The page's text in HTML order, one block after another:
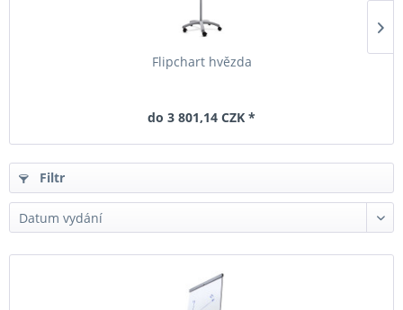
Flipchart hvězda
do 3 801,14 CZK *
Filtr